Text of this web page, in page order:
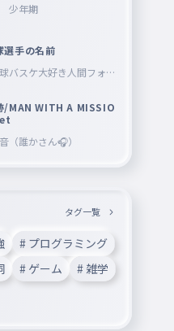
少年期
選手の名前
バスケ大好き人間フォロ
/MAN WITH A MISSIO
（誰かさん🎧）
タグ一覧
# プログラミング
# ゲーム
# 雑学